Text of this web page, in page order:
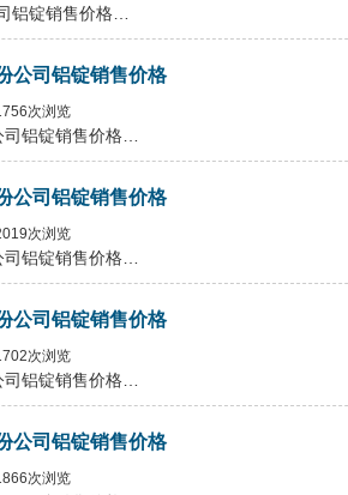
铝锭销售价格…
公司铝锭销售价格
次浏览
铝锭销售价格…
公司铝锭销售价格
次浏览
铝锭销售价格…
公司铝锭销售价格
次浏览
铝锭销售价格…
公司铝锭销售价格
次浏览